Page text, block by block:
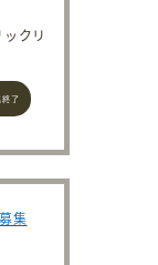
クリ
了
集